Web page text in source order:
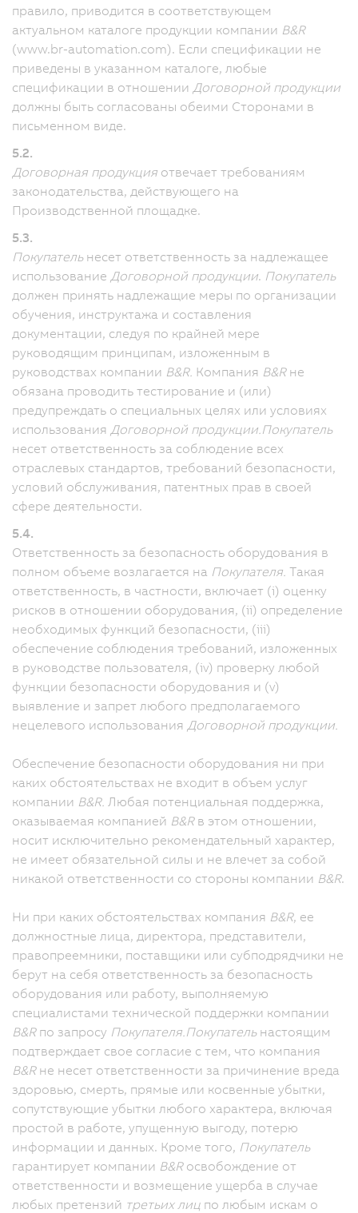
правило, приводится в соответствующем
актуальном каталоге продукции компании B&R
(www.br-automation.com). Если спецификации не
приведены в указанном каталоге, любые
спецификации в отношении Договорной продукции
должны быть согласованы обеими Сторонами в
письменном виде.
5.2.
Договорная продукция отвечает требованиям
законодательства, действующего на
Производственной площадке.
5.3.
Покупательнесет ответственность за надлежащее
использование Договорной продукции. Покупатель
должен принять надлежащие меры по организации
обучения, инструктажа и составления
документации, следуя по крайней мере
руководящим принципам, изложенным в
руководствах компании B&R. Компания B&Rне
обязана проводить тестирование и (или)
предупреждать о специальных целях или условиях
использования Договорной продукции. Покупатель
несет ответственность за соблюдение всех
отраслевых стандартов, требований безопасности,
условий обслуживания, патентных прав в своей
сфере деятельности.
5.4.
Ответственность за безопасность оборудования в
полном объеме возлагается на Покупателя. Такая
ответственность, в частности, включает (i) оценку
рисков в отношении оборудования, (ii) определение
необходимых функций безопасности, (iii)
обеспечение соблюдения требований, изложенных
в руководстве пользователя, (iv) проверку любой
функции безопасности оборудования и (v)
выявление и запрет любого предполагаемого
нецелевого использования Договорной продукции.
Обеспечение безопасности оборудования ни при
каких обстоятельствах не входит в объем услуг
компании B&R. Любая потенциальная поддержка,
оказываемая компанией B&Rв этом отношении,
носит исключительно рекомендательный характер,
не имеет обязательной силы и не влечет за собой
никакой ответственности со стороны компании B&R.
Ни при каких обстоятельствах компания B&R, ее
должностные лица, директора, представители,
правопреемники, поставщики или субподрядчики не
берут на себя ответственность за безопасность
оборудования или работу, выполняемую
специалистами технической поддержки компании
B&Rпо запросу Покупателя. Покупательнастоящим
подтверждает свое согласие с тем, что компания
B&Rне несет ответственности за причинение вреда
здоровью, смерть, прямые или косвенные убытки,
сопутствующие убытки любого характера, включая
простой в работе, упущенную выгоду, потерю
информации и данных. Кроме того, Покупатель
гарантирует компании B&Rосвобождение от
ответственности и возмещение ущерба в случае
любых претензий третьих лиц по любым искам о